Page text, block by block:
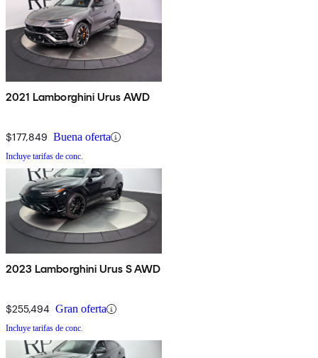
2021 Lamborghini Urus AWD
$177,849 Buena oferta
Incluye tarifas de conc.
2023 Lamborghini Urus S AWD
$255,494 Gran oferta
Incluye tarifas de conc.